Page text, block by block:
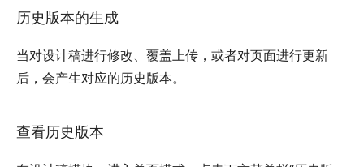
历史版本的生成
当对设计稿进行修改、覆盖上传，或者对页面进行更新
后，会产生对应的历史版本。
查看历史版本